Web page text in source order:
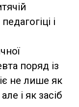
і
поряд із
не лише як
і як засіб